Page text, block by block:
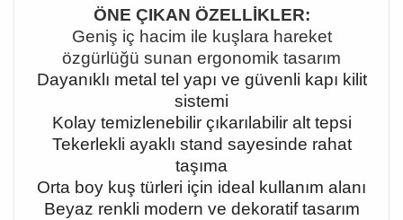
ÖNE ÇIKAN ÖZELLİKLER:
Geniş iç hacim ile kuşlara hareket
özgürlüğü sunan ergonomik tasarım
Dayanıklı metal tel yapı ve güvenli kapı kilit
sistemi
Kolay temizlenebilir çıkarılabilir alt tepsi
Tekerlekli ayaklı stand sayesinde rahat
taşıma
Orta boy kuş türleri için ideal kullanım alanı
Beyaz renkli modern ve dekoratif tasarım